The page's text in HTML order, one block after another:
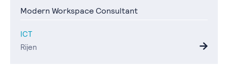
Modern Workspace Consultant
ICT
Rijen